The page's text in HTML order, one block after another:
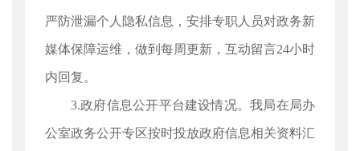
严防泄漏个人隐私信息，安排专职人员对政务新
媒体保障运维，做到每周更新，互动留言24小时
内回复。
3.政府信息公开平台建设情况。我局在局办
公室政务公开专区按时投放政府信息相关资料汇